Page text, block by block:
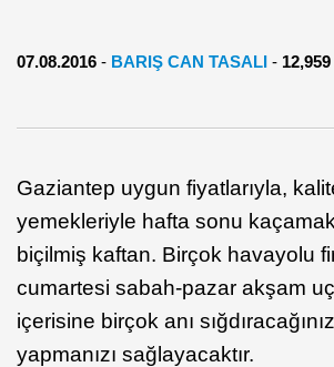
07.08.2016 - BARIŞ CAN TASALI -
Gaziantep uygun fiyatlarıyla,
yemekleriyle hafta sonu
biçilmiş kaftan. Birçok havayolu
cumartesi sabah-pazar akşam
içerisine birçok anı
yapmanızı sağlayacaktır.